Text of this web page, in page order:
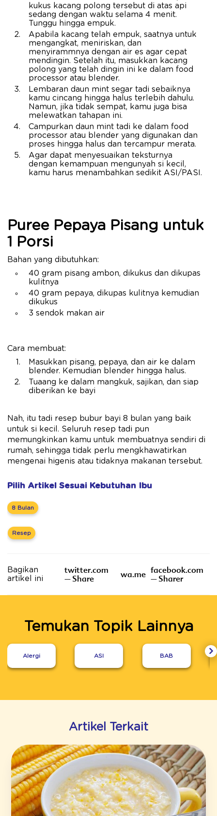
kukus kacang polong tersebut di atas api
sedang dengan waktu selama 4 menit.
Tunggu hingga empuk.
Apabila kacang telah empuk, saatnya untuk
mengangkat, meniriskan, dan
menyirammnya dengan air es agar cepat
mendingin. Setelah itu, masukkan kacang
polong yang telah dingin ini ke dalam food
processor atau blender.
Lembaran daun mint segar tadi sebaiknya
kamu cincang hingga halus terlebih dahulu.
Namun, jika tidak sempat, kamu juga bisa
melewatkan tahapan ini.
Campurkan daun mint tadi ke dalam food
processor atau blender yang digunakan dan
proses hingga halus dan tercampur merata.
Agar dapat menyesuaikan teksturnya
dengan kemampuan mengunyah si kecil,
kamu harus menambahkan sedikit ASI/PASI.
Puree Pepaya Pisang untuk
1 Porsi
Bahan yang dibutuhkan:
40 gram pisang ambon, dikukus dan dikupas
kulitnya
40 gram pepaya, dikupas kulitnya kemudian
dikukus
3 sendok makan air
Cara membuat:
Masukkan pisang, pepaya, dan air ke dalam
blender. Kemudian blender hingga halus.
Tuaang ke dalam mangkuk, sajikan, dan siap
diberikan ke bayi
Nah, itu tadi resep bubur bayi 8 bulan yang baik
untuk si kecil. Seluruh resep tadi pun
memungkinkan kamu untuk membuatnya sendiri di
rumah, sehingga tidak perlu mengkhawatirkan
mengenai higenis atau tidaknya makanan tersebut.
Pilih Artikel Sesuai Kebutuhan Ibu
8 Bulan
Resep
Bagikan
artikel ini
twitter.com
– Share
wa.me facebook.com
– Sharer
Temukan Topik Lainnya
Alergi ASI BAB
Artikel Terkait